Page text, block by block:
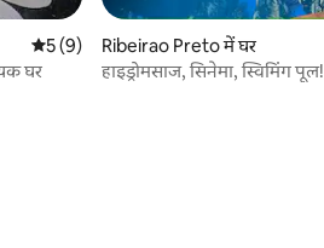
औसत रेटिंग 5 में से 5, 9 समीक्षाएँ
5 (9)
घर
Ribeirao Preto में घर
हाइड्रोमसाज, सिनेमा, स्विमिंग पूल!